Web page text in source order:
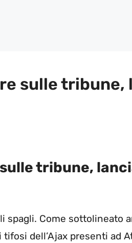
sulle tribune,
tribune,
spagli. Come sottolineato
dell’Ajax presenti ad